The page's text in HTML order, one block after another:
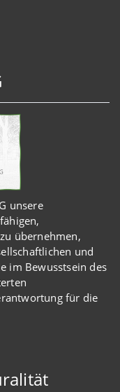
unsere
übernehmen,
und
im Bewusstsein des
für die